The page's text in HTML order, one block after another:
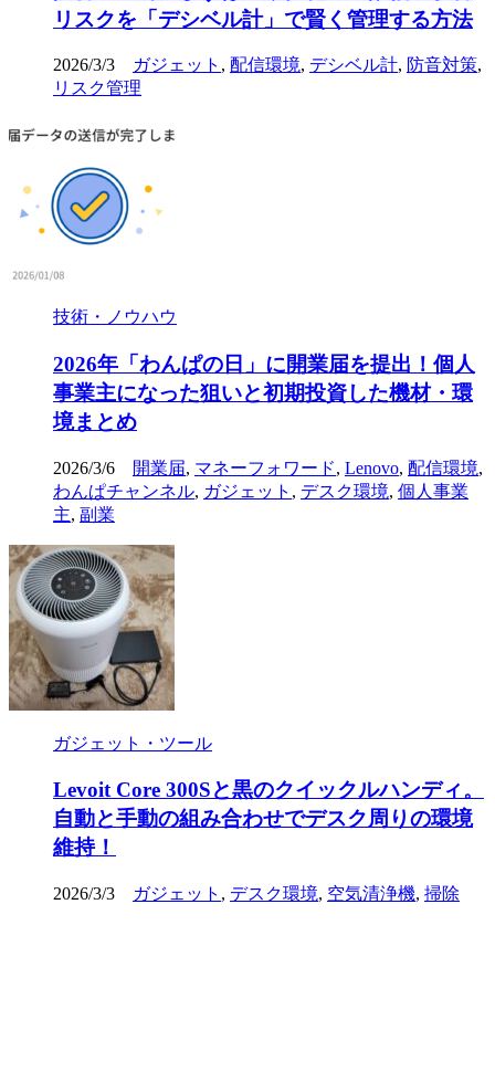
リスクを「デシベル計」で賢く管理する方法
2026/3/3 ガジェット , 配信環境, デシベル計, 防音対策,
リスク管理
技術・ノウハウ
2026年「わんぱの日」に開業届を提出！個人
事業主になった狙いと初期投資した機材・環
境まとめ
2026/3/6 開業届, マネーフォワード, Lenovo, 配信環境,
わんぱチャンネル, ガジェット , デスク環境, 個人事業
主, 副業
ガジェット・ツール
Levoit Core 300Sと黒のクイックルハンディ。
自動と手動の組み合わせでデスク周りの環境
維持！
2026/3/3 ガジェット , デスク環境, 空気清浄機, 掃除